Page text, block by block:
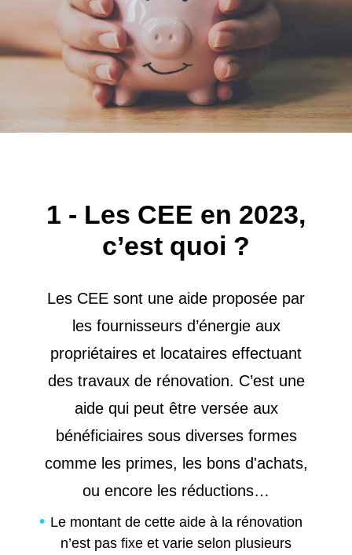
1 - Les CEE en 2023,
c’est quoi ?
Les CEE sont une aide proposée par
les fournisseurs d’énergie aux
propriétaires et locataires effectuant
des travaux de rénovation. C’est une
aide qui peut être versée aux
bénéficiaires sous diverses formes
comme les primes, les bons d'achats,
ou encore les réductions…
Le montant de cette aide à la rénovation
n’est pas fixe et varie selon plusieurs